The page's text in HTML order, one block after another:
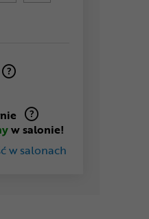
w salonie!
w salonach